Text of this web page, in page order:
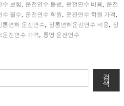
수 보험 , 운전연수 불법 , 운전연수 비용, 운전
수 필수, 운전연수 학원 , 운전연수 학원 가격 ,
롱면허 운전연수, 장롱면허운전연수 비용, 장
운전연수 가격 , 통영 운전연수
검
색